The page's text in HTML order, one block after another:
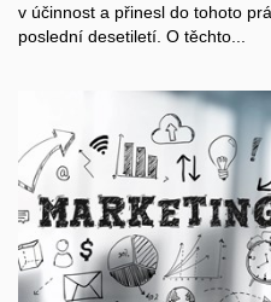
v účinnost a přinesl do tohoto
poslední desetiletí. O těchto...